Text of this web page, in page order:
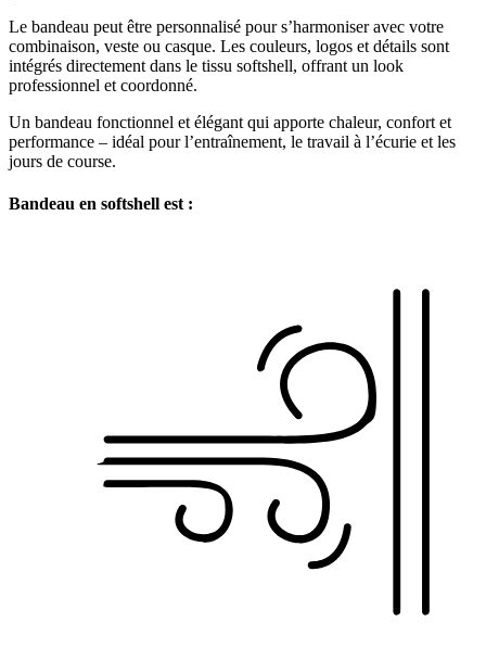
Le bandeau peut être personnalisé pour s’harmoniser avec votre
combinaison, veste ou casque. Les couleurs, logos et détails sont
intégrés directement dans le tissu softshell, offrant un look
professionnel et coordonné.
Un bandeau fonctionnel et élégant qui apporte chaleur, confort et
performance – idéal pour l’entraînement, le travail à l’écurie et les
jours de course.
Bandeau en softshell est :